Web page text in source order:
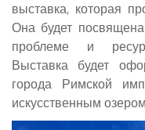
выставка, которая
Она будет
проблеме и
Выставка будет
города Римской
искусственным